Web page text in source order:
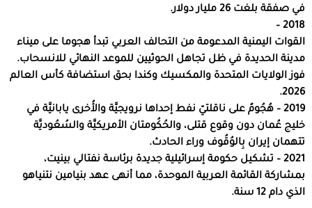
في صفقة بلغت 26 مليار دولار.
2018 –
القوات اليمنية المدعومة من التحالف العربي تبدأ هجوما على ميناء
مدينة الحديدة في ظل تجاهل الحوثيين للموعد النهائي للانسحاب.
فوز الولايات المتحدة والمكسيك وكندا بحق استضافة كأس العالم
2026.
2019 – هُجُومٌ على ناقلتيّ نفط إحداها نرويجيَّة والأُخرى يابانيَّة في
خليج عُمان دون وقوع قتلى، والحُكُومتان الأمريكيَّة والسُعُوديَّة
تتهمان إيران بِالوُقُوف وراء الحادث.
2021 – تشكيل حكومة إسرائيلية جديدة برئاسة نفتالي بينيت،
بمشاركة القائمة العربية الموحدة، مما أنهى عهد بنيامين نتنياهو
الذي دام 12 سنة.